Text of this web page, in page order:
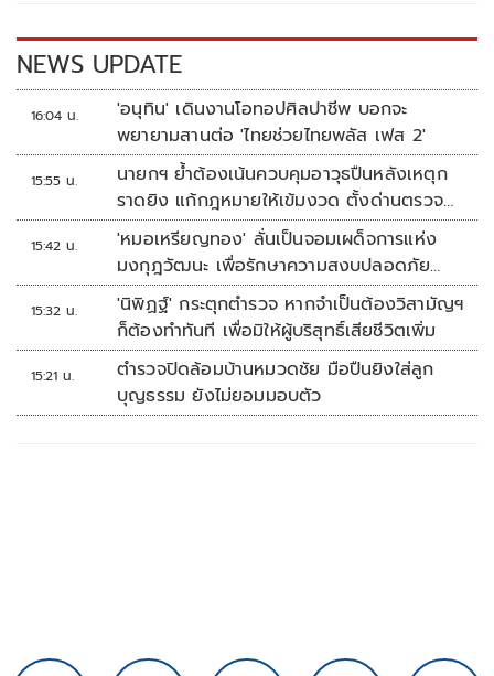
k k
NEWS UPDATE
16:04 น.
'อนุทิน' เดินงานโอทอปศิลปาชีพ บอกจะ
พยายามสานต่อ 'ไทยช่วยไทยพลัส เฟส 2'
15:55 น.
นายกฯ ย้ำต้องเน้นควบคุมอาวุธปืนหลังเหตุก
ราดยิง แก้กฎหมายให้เข้มงวด ตั้งด่านตรวจ
เพิ่ม
15:42 น.
'หมอเหรียญทอง' ลั่นเป็นจอมเผด็จการแห่ง
มงกุฎวัฒนะ เพื่อรักษาความสงบปลอดภัย
ภายในรพ.
15:32 น.
'นิพิฏฐ์' กระตุกตำรวจ หากจำเป็นต้องวิสามัญฯ
ก็ต้องทำทันที เพื่อมิให้ผู้บริสุทธิ์เสียชีวิตเพิ่ม
15:21 น.
ตำรวจปิดล้อมบ้านหมวดชัย มือปืนยิงใส่ลูก
บุญธรรม ยังไม่ยอมมอบตัว